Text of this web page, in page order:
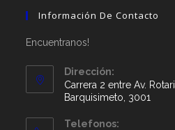
Información De Contacto
Encuentranos!
Dirección:
Carrera 2 entre Av.
Barquisimeto, 3001
Telefonos: